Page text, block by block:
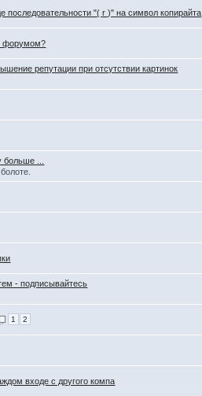
последовательности "( r )" на символ копирайта
форумом?
репутации при отсутствии картинок
...
- подписывайтесь
1 2
входе с другого компа